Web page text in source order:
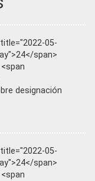
05-
span>
designación
05-
span>